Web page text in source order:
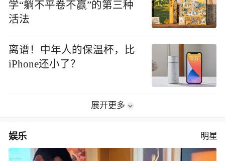
学“躺不平卷不赢”的第三种
活法
离谱！中年人的保温杯，比
iPhone还小了？
展开更多
娱乐 明星